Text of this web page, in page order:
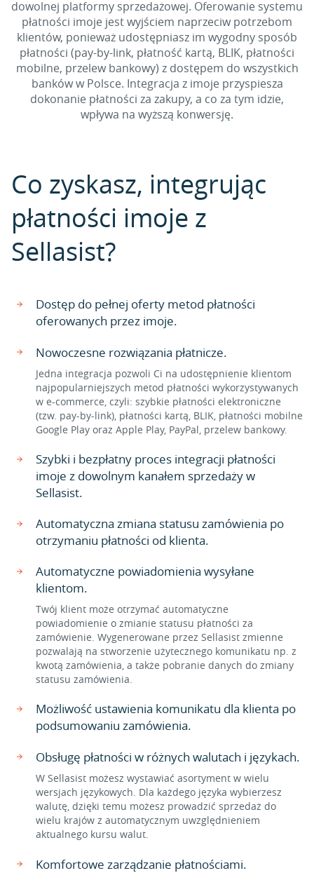
dowolnej platformy sprzedażowej. Oferowanie systemu
płatności imoje jest wyjściem naprzeciw potrzebom
klientów, ponieważ udostępniasz im wygodny sposób
płatności (pay-by-link, płatność kartą, BLIK, płatności
mobilne, przelew bankowy) z dostępem do wszystkich
banków w Polsce. Integracja z imoje przyspiesza
dokonanie płatności za zakupy, a co za tym idzie,
wpływa na wyższą konwersję.
Co zyskasz, integrując
płatności imoje z
Sellasist?
Dostęp do pełnej oferty metod płatności
oferowanych przez imoje.
Nowoczesne rozwiązania płatnicze.
Jedna integracja pozwoli Ci na udostępnienie klientom
najpopularniejszych metod płatności wykorzystywanych
w e-commerce, czyli: szybkie płatności elektroniczne
(tzw. pay-by-link), płatności kartą, BLIK, płatności mobilne
Google Play oraz Apple Play, PayPal, przelew bankowy.
Szybki i bezpłatny proces integracji płatności
imoje z dowolnym kanałem sprzedaży w
Sellasist.
Automatyczna zmiana statusu zamówienia po
otrzymaniu płatności od klienta.
Automatyczne powiadomienia wysyłane
klientom.
Twój klient może otrzymać automatyczne
powiadomienie o zmianie statusu płatności za
zamówienie. Wygenerowane przez Sellasist zmienne
pozwalają na stworzenie użytecznego komunikatu np. z
kwotą zamówienia, a także pobranie danych do zmiany
statusu zamówienia.
Możliwość ustawienia komunikatu dla klienta po
podsumowaniu zamówienia.
Obsługę płatności w różnych walutach i językach.
W Sellasist możesz wystawiać asortyment w wielu
wersjach językowych. Dla każdego języka wybierzesz
walutę, dzięki temu możesz prowadzić sprzedaż do
wielu krajów z automatycznym uwzględnieniem
aktualnego kursu walut.
Komfortowe zarządzanie płatnościami.